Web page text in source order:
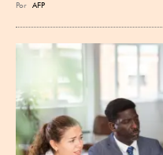
Por AFP